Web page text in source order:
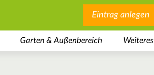
Eintrag anlegen
Garten & Außenbereich Weiteres